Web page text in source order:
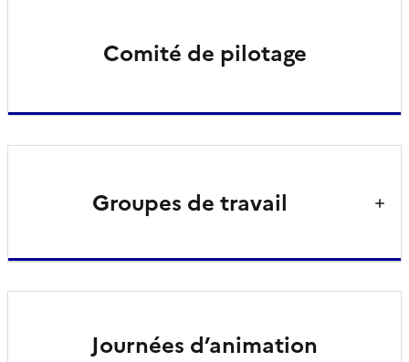
Comité de pilotage
Groupes de travail
Journées d’animation